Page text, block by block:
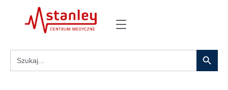
Search
for: